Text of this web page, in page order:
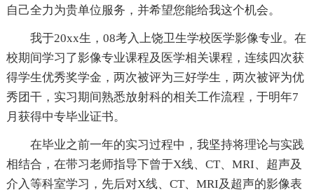
自己全力为贵单位服务，并希望您能给我这个机会。
我于20xx生，08考入上饶卫生学校医学影像专业。在
校期间学习了影像专业课程及医学相关课程，连续四次获
得学生优秀奖学金，两次被评为三好学生，两次被评为优
秀团干，实习期间熟悉放射科的相关工作流程，于明年7
月获得中专毕业证书。
在毕业之前一年的实习过程中，我坚持将理论与实践
相结合，在带习老师指导下曾于X线、CT、MRI、超声及
介入等科室学习，先后对X线、CT、MRI及超声的影像表